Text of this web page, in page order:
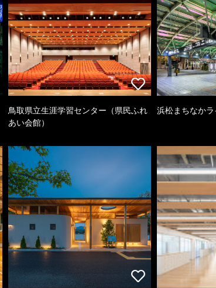
鳥取県立生涯学習センター（県民ふれ
あい会館）
浜松まちなか